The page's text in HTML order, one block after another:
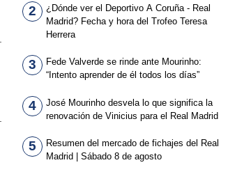
2
¿Dónde ver el Deportivo A Coruña - Real
Madrid? Fecha y hora del Trofeo Teresa
Herrera
3
Fede Valverde se rinde ante Mourinho:
“Intento aprender de él todos los días”
4
José Mourinho desvela lo que significa la
renovación de Vinicius para el Real Madrid
5
Resumen del mercado de fichajes del Real
Madrid | Sábado 8 de agosto